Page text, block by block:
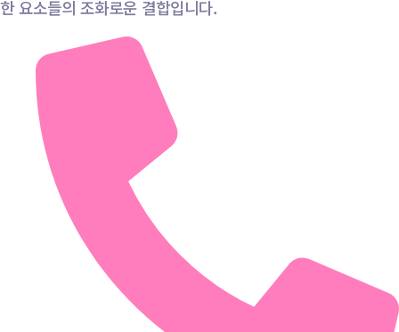
한 요소들의 조화로운 결합입니다.